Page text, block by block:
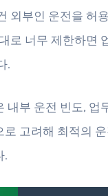
외부인 운전을 허
로 너무 제한하면
.
내부 운전 빈도, 업
로 고려해 최적의
.